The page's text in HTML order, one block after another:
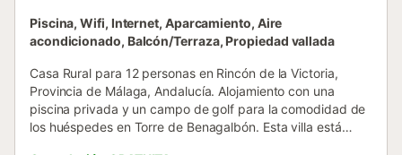
Piscina, Wifi, Internet, Aparcamiento, Aire
acondicionado, Balcón/Terraza, Propiedad vallada
Casa Rural para 12 personas en Rincón de la Victoria,
Provincia de Málaga, Andalucía. Alojamiento con una
piscina privada y un campo de golf para la comodidad de
los huéspedes en Torre de Benagalbón. Esta villa está